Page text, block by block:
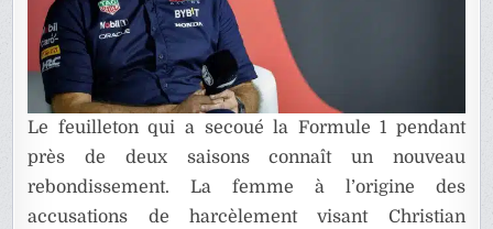
Le feuilleton qui a secoué la Formule 1 pendant
près de deux saisons connaît un nouveau
rebondissement. La femme à l’origine des
accusations de harcèlement visant Christian